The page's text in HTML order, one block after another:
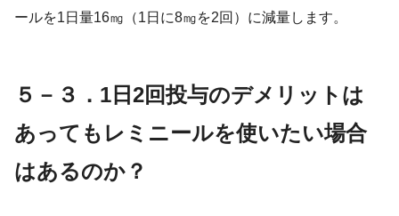
ールを1日量16㎎（1日に8㎎を2回）に減量します。
５－３．1日2回投与のデメリットは
あってもレミニールを使いたい場合
はあるのか？